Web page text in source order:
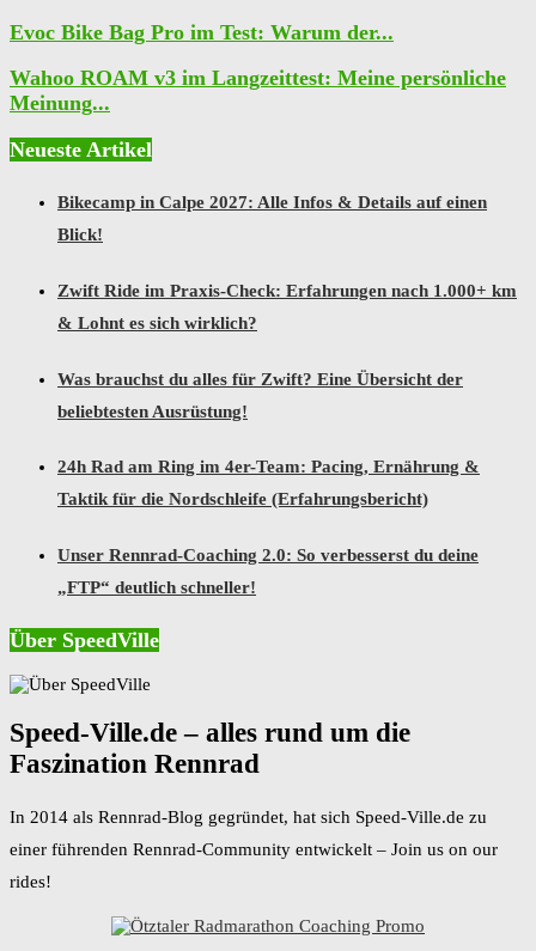
Evoc Bike Bag Pro im Test: Warum der...
Wahoo ROAM v3 im Langzeittest: Meine persönliche
Meinung...
Neueste Artikel
Bikecamp in Calpe 2027: Alle Infos & Details auf einen
Blick!
Zwift Ride im Praxis-Check: Erfahrungen nach 1.000+ km
& Lohnt es sich wirklich?
Was brauchst du alles für Zwift? Eine Übersicht der
beliebtesten Ausrüstung!
24h Rad am Ring im 4er-Team: Pacing, Ernährung &
Taktik für die Nordschleife (Erfahrungsbericht)
Unser Rennrad-Coaching 2.0: So verbesserst du deine
„FTP“ deutlich schneller!
Über SpeedVille
Speed-Ville.de – alles rund um die
Faszination Rennrad
In 2014 als Rennrad-Blog gegründet, hat sich Speed-Ville.de zu
einer führenden Rennrad-Community entwickelt – Join us on our
rides!